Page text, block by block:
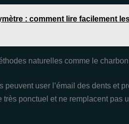
: comment lire facilement
naturelles comme le
peuvent user l’émail des dents et
très ponctuel et ne remplacent pas